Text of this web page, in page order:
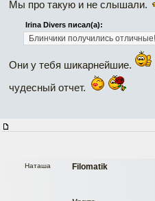
Мы про такую и не слышали.
Irina Divers писал(а):
Блинчики получились отличные!
Они у тебя шикарнейшие.
чудесный отчет.
Filomatik
Наташа